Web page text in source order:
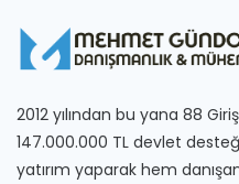
2012 yılından bu yana 88
147.000.000 TL devlet
yatırım yaparak hem